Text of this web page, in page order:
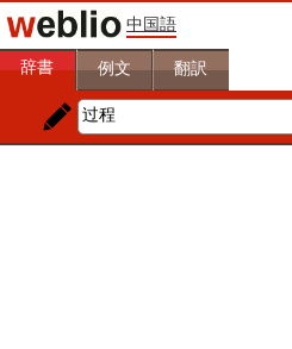
中国語
辞書 例文 翻訳